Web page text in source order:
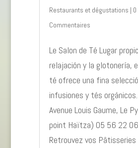
Restaurants et dégustations | 0
Commentaires
Le Salon de Té Lugar
relajación y la glotonería,
té ofrece una fina
infusiones y tés
Avenue Louis Gaume, Le
point Haïtza) 05 56 22
Retrouvez vos